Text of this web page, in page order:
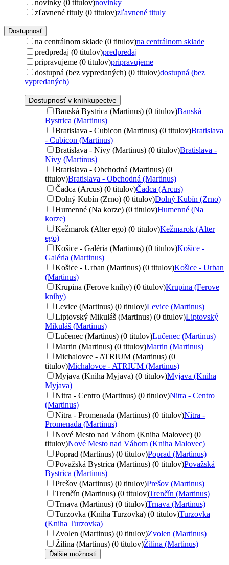
novinky (0 titulov)novinky
zľavnené tituly (0 titulov)zľavnené tituly
Dostupnosť
na centrálnom sklade (0 titulov)na centrálnom sklade
predpredaj (0 titulov)predpredaj
pripravujeme (0 titulov)pripravujeme
dostupná (bez vypredaných) (0 titulov)dostupná (bez
vypredaných)
Dostupnosť v kníhkupectve
Banská Bystrica (Martinus) (0 titulov)Banská
Bystrica (Martinus)
Bratislava - Cubicon (Martinus) (0 titulov)Bratislava
- Cubicon (Martinus)
Bratislava - Nivy (Martinus) (0 titulov)Bratislava -
Nivy (Martinus)
Bratislava - Obchodná (Martinus) (0
titulov)Bratislava - Obchodná (Martinus)
Čadca (Arcus) (0 titulov)Čadca (Arcus)
Dolný Kubín (Zrno) (0 titulov)Dolný Kubín (Zrno)
Humenné (Na korze) (0 titulov)Humenné (Na
korze)
Kežmarok (Alter ego) (0 titulov)Kežmarok (Alter
ego)
Košice - Galéria (Martinus) (0 titulov)Košice -
Galéria (Martinus)
Košice - Urban (Martinus) (0 titulov)Košice - Urban
(Martinus)
Krupina (Ferove knihy) (0 titulov)Krupina (Ferove
knihy)
Levice (Martinus) (0 titulov)Levice (Martinus)
Liptovský Mikuláš (Martinus) (0 titulov)Liptovský
Mikuláš (Martinus)
Lučenec (Martinus) (0 titulov)Lučenec (Martinus)
Martin (Martinus) (0 titulov)Martin (Martinus)
Michalovce - ATRIUM (Martinus) (0
titulov)Michalovce - ATRIUM (Martinus)
Myjava (Kniha Myjava) (0 titulov)Myjava (Kniha
Myjava)
Nitra - Centro (Martinus) (0 titulov)Nitra - Centro
(Martinus)
Nitra - Promenada (Martinus) (0 titulov)Nitra -
Promenada (Martinus)
Nové Mesto nad Váhom (Kniha Malovec) (0
titulov)Nové Mesto nad Váhom (Kniha Malovec)
Poprad (Martinus) (0 titulov)Poprad (Martinus)
Považská Bystrica (Martinus) (0 titulov)Považská
Bystrica (Martinus)
Prešov (Martinus) (0 titulov)Prešov (Martinus)
Trenčín (Martinus) (0 titulov)Trenčín (Martinus)
Trnava (Martinus) (0 titulov)Trnava (Martinus)
Turzovka (Kniha Turzovka) (0 titulov)Turzovka
(Kniha Turzovka)
Zvolen (Martinus) (0 titulov)Zvolen (Martinus)
Žilina (Martinus) (0 titulov)Žilina (Martinus)
Ďalšie možnosti